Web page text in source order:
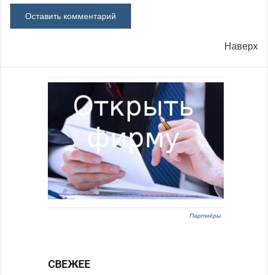
Наверх
Партнёры
СВЕЖЕЕ